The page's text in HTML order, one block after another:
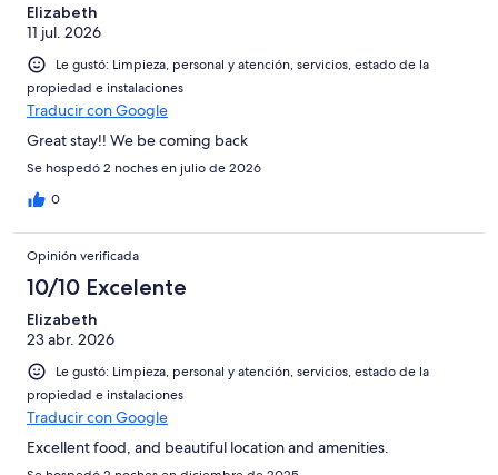
Elizabeth
11 jul. 2026
Le gustó: Limpieza, personal y atención, servicios, estado de la
propiedad e instalaciones
Traducir con Google
Great stay!! We be coming back
Se hospedó 2 noches en julio de 2026
0
Opinión verificada
10/10 Excelente
Elizabeth
23 abr. 2026
Le gustó: Limpieza, personal y atención, servicios, estado de la
propiedad e instalaciones
Traducir con Google
Excellent food, and beautiful location and amenities.